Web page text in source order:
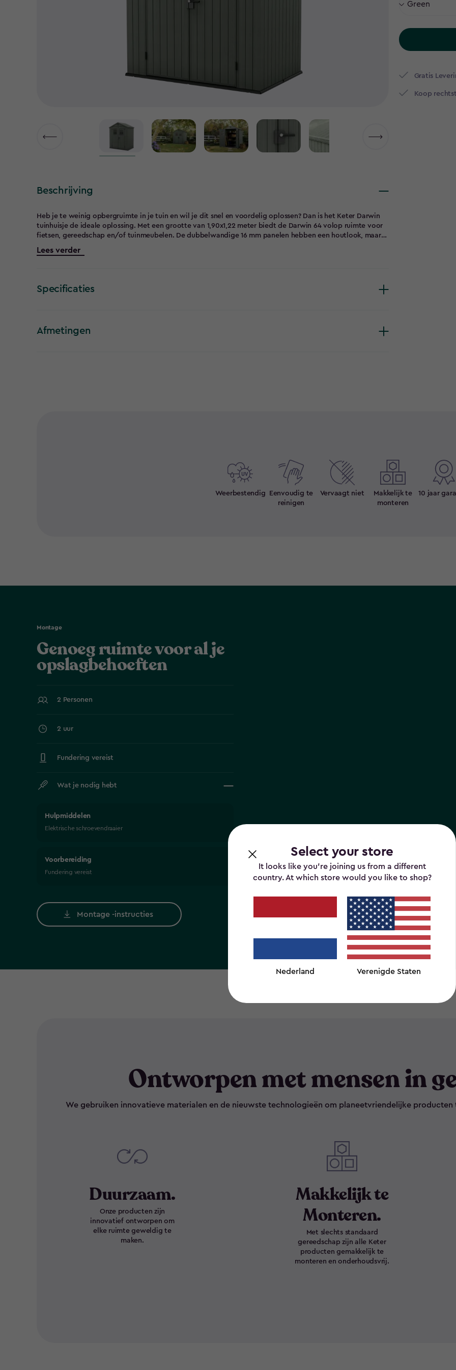
Select your store
It looks like you’re joining us from a different
country. At which store would you like to shop?
Nederland Verenigde Staten
Gratis
Koop
Beschrijving
Heb je te weinig opbergruimte in je tuin en wil je dit snel en voordelig oplossen? Dan is het Keter Darwin
tuinhuisje de ideale oplossing. Met een grootte van 1,90x1,22 meter biedt de Darwin 64 volop ruimte voor
fietsen, gereedschap en/of tuinmeubelen. De dubbelwandige 16 mm panelen hebben een houtlook, maar
zijn gemaakt van weer- en UV-bestendig kunststof. De vloerpanelen en geïntegreerde ventilatie
beschermen je eigendommen tegen vocht. De Darwin is uitgevoerd met 2 ramen voor daglicht. Het
Lees verder
Specificaties
Afmetingen
Weerbestendig
Eenvoudig te
reinigen
Vervaagt niet
Makkelijk te
monteren
10 jaar
Montage
Genoeg ruimte voor al je
opslagbehoeften
2 Personen
2 uur
Fundering vereist
Wat je nodig hebt
Hulpmiddelen
Elektrische schroevendraaier
Voorbereiding
Fundering vereist
Montage -instructies
Ontworpen met mensen in
We gebruiken innovatieve materialen en de nieuwste technologieën om planeetvriendelijke
Duurzaam.
Onze producten zijn
innovatief ontworpen om
elke ruimte geweldig te
maken.
Makkelijk te
Monteren.
Met slechts standaard
gereedschap zijn alle Keter
producten gemakkelijk te
monteren en onderhoudsvrij.